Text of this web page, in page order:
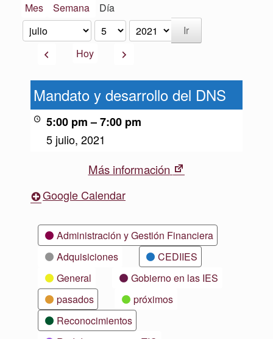
Mes Semana Día
Mes
Día
Año
AnteriorHoy Siguiente
desarrollo
Mandato y desarrollo del DNS
5:00 pm –7:00 pm
5 julio, 2021
Más información
Google Calendar
CategoríasAdministración y Gestión Financiera
Adquisiciones
CEDIIES
General
Gobierno en las IES
pasados
próximos
Reconocimientos